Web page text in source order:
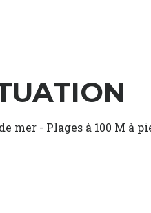
mer - Plages à 100 M à